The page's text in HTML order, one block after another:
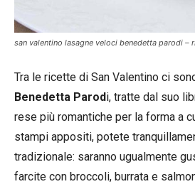
san valentino lasagne veloci benedetta parodi –
Tra le ricette di San Valentino ci
Benedetta Parodi, tratte dal suo
rese più romantiche per la forma a
stampi appositi, potete
tradizionale: saranno ugualmente
farcite con broccoli, burrata e